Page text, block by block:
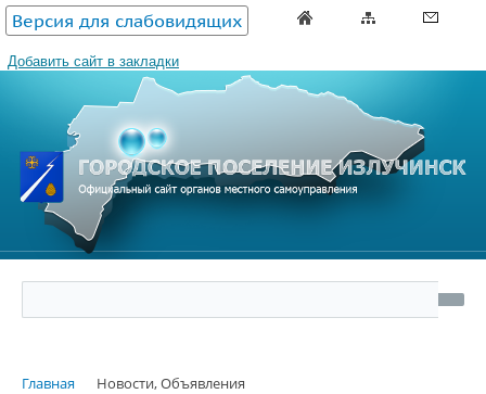
Версия для слабовидящих
Добавить сайт в закладки
Главная Новости, Объявления